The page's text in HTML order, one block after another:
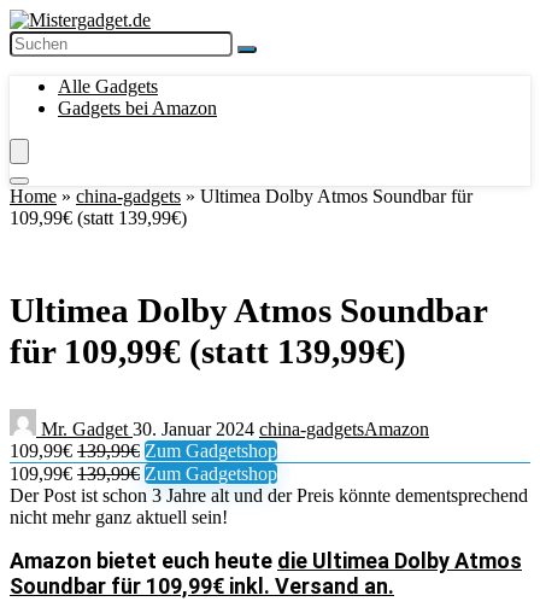
Alle Gadgets
Gadgets bei Amazon
Home » china-gadgets » Ultimea Dolby Atmos Soundbar für
109,99€ (statt 139,99€)
Ultimea Dolby Atmos Soundbar
für 109,99€ (statt 139,99€)
Mr. Gadget 30. Januar 2024 china-gadgetsAmazon
109,99€ 139,99€ Zum Gadgetshop
109,99€ 139,99€ Zum Gadgetshop
Der Post ist schon 3 Jahre alt und der Preis könnte dementsprechend
nicht mehr ganz aktuell sein!
Amazon bietet euch heute die Ultimea Dolby Atmos
Soundbar für 109,99€ inkl. Versand an.